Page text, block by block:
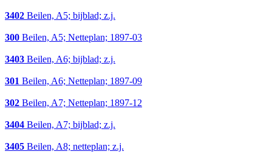
3402 Beilen, A5; bijblad; z.j.
300 Beilen, A5; Netteplan; 1897-03
3403 Beilen, A6; bijblad; z.j.
301 Beilen, A6; Netteplan; 1897-09
302 Beilen, A7; Netteplan; 1897-12
3404 Beilen, A7; bijblad; z.j.
3405 Beilen, A8; netteplan; z.j.